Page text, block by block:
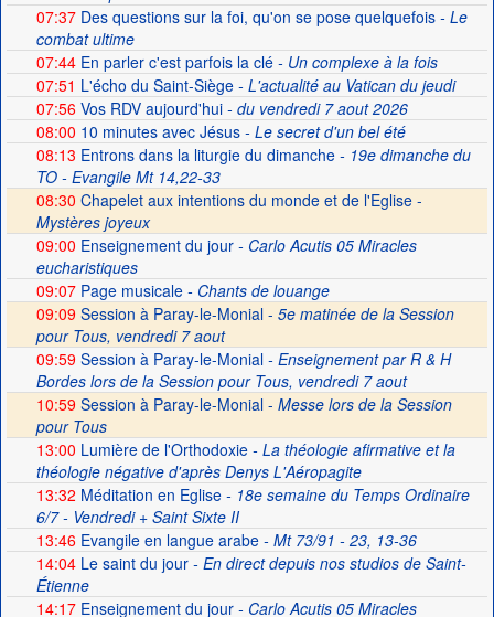
07:37Des questions sur la foi, qu'on se pose quelquefois- Le
combat ultime
07:44En parler c'est parfois la clé- Un complexe à la fois
07:51 L'écho du Saint-Siège- L'actualité au Vatican du jeudi
07:56Vos RDV aujourd'hui- du vendredi 7 aout 2026
08:00 10 minutes avec Jésus- Le secret d'un bel été
08:13 Entrons dans la liturgie du dimanche- 19e dimanche du
TO - Evangile Mt 14,22-33
08:30 Chapelet aux intentions du monde et de l'Eglise -
Mystères joyeux
09:00 Enseignement du jour- Carlo Acutis 05 Miracles
eucharistiques
09:07Page musicale- Chants de louange
09:09 Session à Paray-le-Monial - 5e matinée de la Session
pour Tous, vendredi 7 aout
09:59Session à Paray-le-Monial- Enseignement par R & H
Bordes lors de la Session pour Tous, vendredi 7 aout
10:59 Session à Paray-le-Monial - Messe lors de la Session
pour Tous
13:00 Lumière de l'Orthodoxie- La théologie afirmative et la
théologie négative d'après Denys L'Aéropagite
13:32 Méditation en Eglise- 18e semaine du Temps Ordinaire
6/7 - Vendredi + Saint Sixte II
13:46Evangile en langue arabe- Mt 73/91 - 23, 13-36
14:04Le saint du jour- En direct depuis nos studios de Saint-
Étienne
14:17Enseignement du jour- Carlo Acutis 05 Miracles